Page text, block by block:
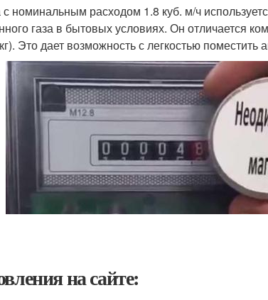
номинальным расходом 1.8 куб. м/ч
газа в бытовых условиях. Он отличается
Это дает возможность с легкостью
на сайте: